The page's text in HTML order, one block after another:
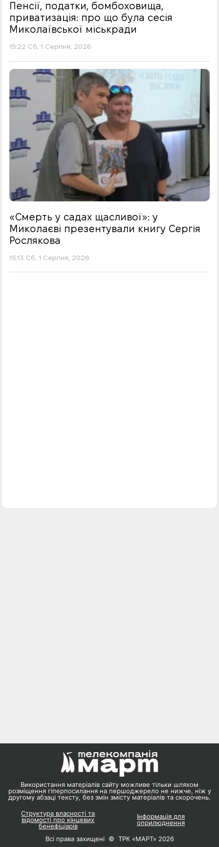
Пенсії, податки, бомбоховища,
приватизація: про що була сесія
Миколаївської міськради
15:22 Сб, 1 Серпня, 2026
«Смерть у садах щасливої»: у
Миколаєві презентували книгу Сергія
Рослякова
15:13 Сб, 1 Серпня, 2026
Використання матеріалів сайту можливе тільки шляхом
розміщення гіперпосилання на першоджерело не нижче, ніж у
другому абзаці тексту, без змін змісту матеріалів та скорочень.
Структура власності та
відомості про кінцевих
бенефіціарів
Інформація для
оприлюднення
Всі права захищені © ТРК «МАРТ» 2026